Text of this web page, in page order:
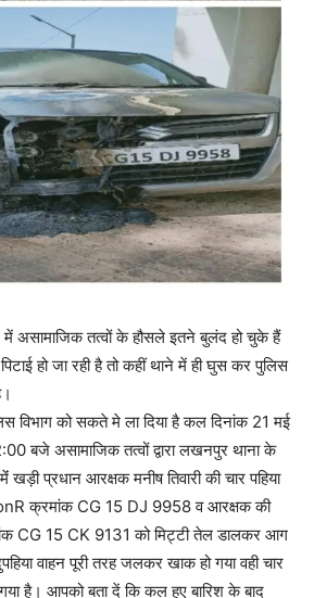
असामाजिक तत्वों के हौसले इतने बुलंद हो चुके हैं
हो जा रही है तो कहीं थाने में ही घुस कर पुलिस
विभाग को सकते मे ला दिया है कल दिनांक 21 मई
बजे असामाजिक तत्वों द्वारा लखनपुर थाना के
खड़ी प्रधान आरक्षक मनीष तिवारी की चार पहिया
क्रमांक CG 15 DJ 9958 व आरक्षक की
CG 15 CK 9131 को मिट्टी तेल डालकर आग
वाहन पूरी तरह जलकर खाक हो गया वही चार
है। आपको बता दें कि कल हुए बारिश के बाद